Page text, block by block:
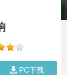
PC下载